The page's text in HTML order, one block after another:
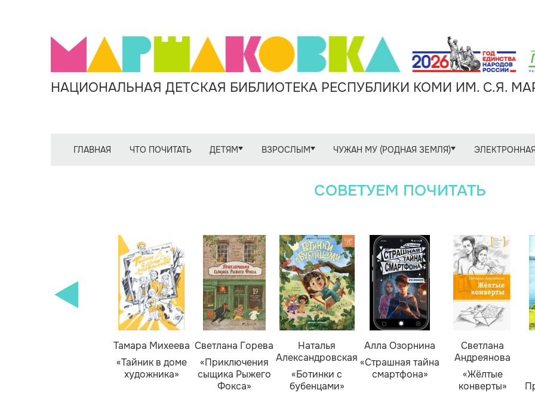
НАЦИОНАЛЬНАЯ ДЕТСКАЯ БИБЛИОТЕКА РЕСПУБЛИКИ КОМИ ИМ. С.Я.
ГЛАВНАЯ ЧТО ПОЧИТАТЬ ДЕТЯМ ВЗРОСЛЫМ ЧУЖАН МУ (РОДНАЯ ЗЕМЛЯ)
СОВЕТУЕМ ПОЧИТАТЬ
Тамара Михеева
«Тайник в доме
художника»
Светлана Горева
«Приключения
сыщика Рыжего
Фокса»
Наталья
Александровская
«Ботинки с
бубенцами»
Алла Озорнина
«Страшная тайна
смартфона»
Светлана
Андреянова
«Жёлтые
конверты»